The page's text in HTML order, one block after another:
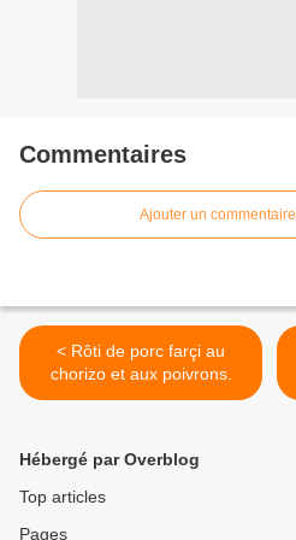
Commentaires
Ajouter un commentaire
< Rôti de porc farçi au
chorizo et aux poivrons.
Hébergé par Overblog
Top articles
Pages